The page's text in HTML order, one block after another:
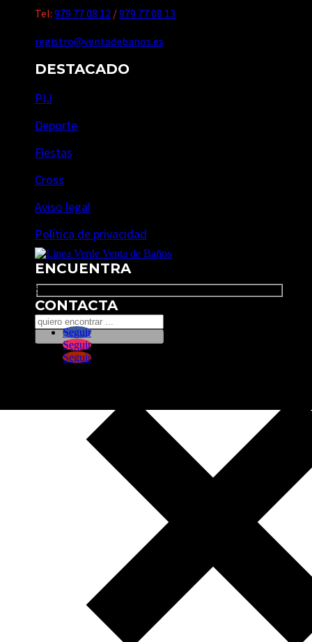
Tel: 979 77 08 12 /979 77 08 13
registro@ventadebanos.es
DESTACADO
PIJ
Deporte
Fiestas
Cross
Aviso legal
Política de privacidad
ENCUENTRA
Search
CONTACTA
Seguir
Seguir
Seguir